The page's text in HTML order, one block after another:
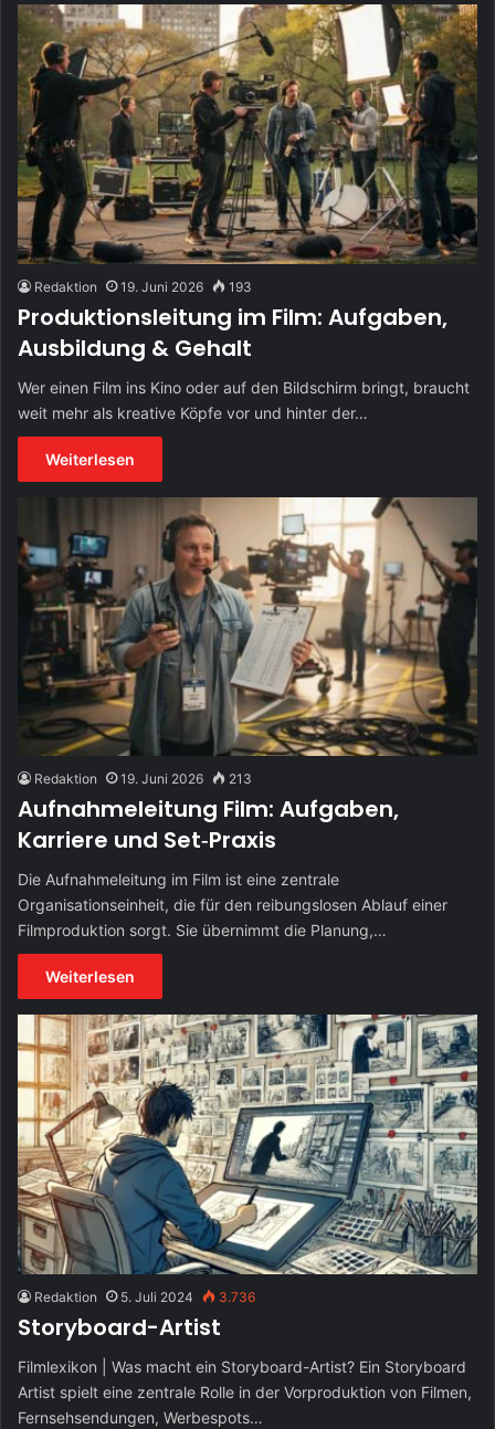
Redaktion 19. Juni 2026 193
Produktionsleitung im Film: Aufgaben,
Ausbildung & Gehalt
Wer einen Film ins Kino oder auf den Bildschirm bringt, braucht
weit mehr als kreative Köpfe vor und hinter der…
Weiterlesen
Redaktion 19. Juni 2026 213
Aufnahmeleitung Film: Aufgaben,
Karriere und Set‑Praxis
Die Aufnahmeleitung im Film ist eine zentrale
Organisationseinheit, die für den reibungslosen Ablauf einer
Filmproduktion sorgt. Sie übernimmt die Planung,…
Weiterlesen
Redaktion 5. Juli 2024 3.736
Storyboard-Artist
Filmlexikon | Was macht ein Storyboard-Artist? Ein Storyboard
Artist spielt eine zentrale Rolle in der Vorproduktion von Filmen,
Fernsehsendungen, Werbespots…